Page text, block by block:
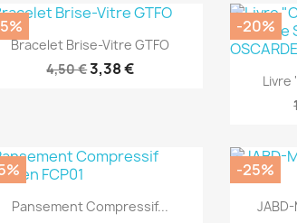
Aperçu rapide
Bracelet Brise-Vitre GTFO
4,50 €3,38 €
Livre
-20%
Aperçu rapide
Pansement Compressif...
-25%